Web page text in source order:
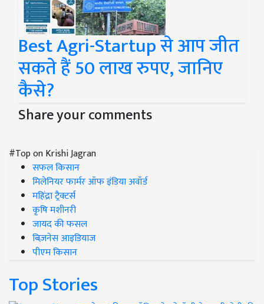
Best Agri-Startup से आप जीत
सकते हैं 50 लाख रुपए, जानिए
कैसे?
Share your comments
#Top on Krishi Jagran
सफल किसान
मिलेनियर फार्मर ऑफ इंडिया अवॉर्ड
महिंद्रा ट्रैक्टर्स
कृषि मशीनरी
जायद की फसल
बिज़नेस आइडियाज
पीएम किसान
Top Stories